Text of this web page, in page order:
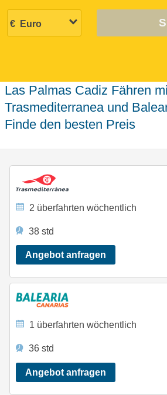
Las Palmas Cadiz Fähren mit
Trasmediterranea und
Finde den besten Preis
2 überfahrten wöchentlich
38 std
Angebot anfragen
1 überfahrten wöchentlich
36 std
Angebot anfragen